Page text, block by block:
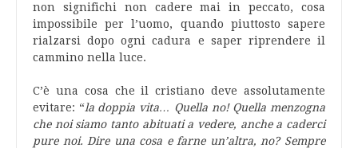
non significhi non cadere mai in peccato, cosa
impossibile per l’uomo, quando piuttosto sapere
rialzarsi dopo ogni cadura e saper riprendere il
cammino nella luce.
C’è una cosa che il cristiano deve assolutamente
evitare: “la doppia vita… Quella no! Quella menzogna
che noi siamo tanto abituati a vedere, anche a caderci
pure noi. Dire una cosa e farne un’altra, no? Sempre